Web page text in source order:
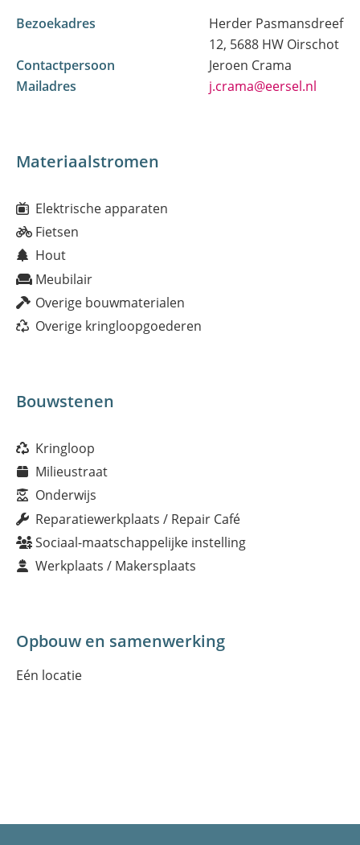
Bezoekadres
Herder Pasmansdreef
12, 5688 HW Oirschot
Contactpersoon
Jeroen Crama
Mailadres
j.crama@eersel.nl
Materiaalstromen
Elektrische apparaten
Fietsen
Hout
Meubilair
Overige bouwmaterialen
Overige kringloopgoederen
Bouwstenen
Kringloop
Milieustraat
Onderwijs
Reparatiewerkplaats / Repair Café
Sociaal-maatschappelijke instelling
Werkplaats / Makersplaats
Opbouw en samenwerking
Eén locatie